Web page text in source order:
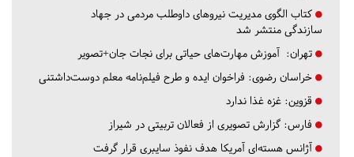
کتاب الگوی مدیریت نیروهای داوطلب مردمی در جهاد
سازندگی منتشر شد
تهران: آموزش مهارت‌های حیاتی برای نجات جان+تصویر
خراسان رضوی: فراخوان ایده و طرح فیلم‌نامه معلم دوست‌داشتنی
قزوین: غزه غذا ندارد
فارس: گزارش تصویری از فعالان تربیتی در شیراز
آژانس هسته‌ای آمریکا هدف نفوذ سایبری قرار گرفت